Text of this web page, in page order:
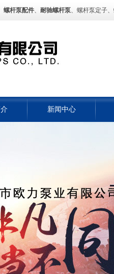
螺杆泵配件、 耐驰螺杆泵、螺杆泵定子
新闻中心